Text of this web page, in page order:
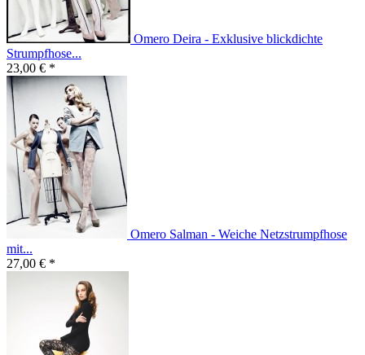
Omero Deira - Exklusive blickdichte
Strumpfhose...
23,00 € *
Omero Salman - Weiche Netzstrumpfhose
mit...
27,00 € *